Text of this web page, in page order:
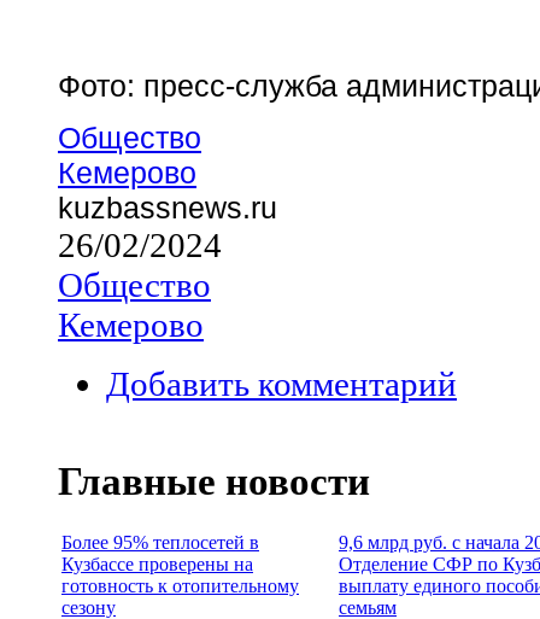
Фото: пресс-служба
Общество
Кемерово
kuzbassnews.ru
26/02/2024
Общество
Кемерово
Добавить комментарий
Главные новости
Более 95% теплосетей в
Кузбассе проверены на
готовность к отопительному
сезону
9,6 млрд руб. с начала
Отделение СФР по
выплату единого
семьям